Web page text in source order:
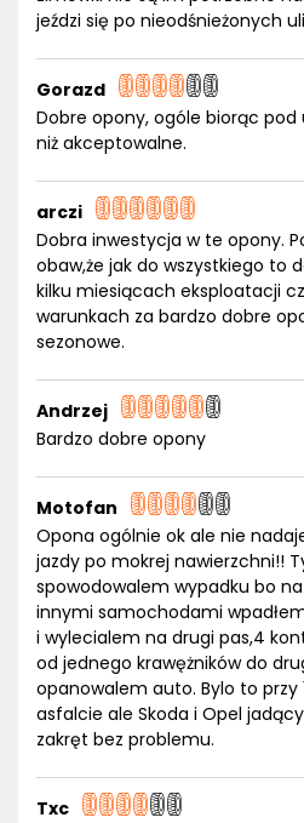
jeździ się po nieodśnieżonych
Gorazd
Dobre opony, ogóle biorąc
niż akceptowalne.
arczi
Dobra inwestycja w te opony.
obaw,że jak do wszystkiego to
kilku miesiącach eksploatacji
warunkach za bardzo dobre
sezonowe.
Andrzej
Bardzo dobre opony
Motofan
Opona ogólnie ok ale nie
jazdy po mokrej nawierzchni!!
spowodowalem wypadku bo
innymi samochodami
i wylecialem na drugi pas,4
od jednego krawężników do
opanowalem auto. Bylo to przy
asfalcie ale Skoda i Opel
zakręt bez problemu.
Txc